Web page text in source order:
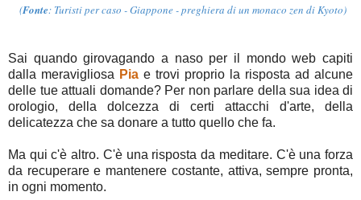
(Fonte: Turisti per caso - Giappone - preghiera di un monaco zen di Kyoto)
Sai quando girovagando a naso per il mondo web capiti
dalla meravigliosa Pia e trovi proprio la risposta ad alcune
delle tue attuali domande? Per non parlare della sua idea di
orologio, della dolcezza di certi attacchi d'arte, della
delicatezza che sa donare a tutto quello che fa.
Ma qui c'è altro. C'è una risposta da meditare. C'è una forza
da recuperare e mantenere costante, attiva, sempre pronta,
in ogni momento.